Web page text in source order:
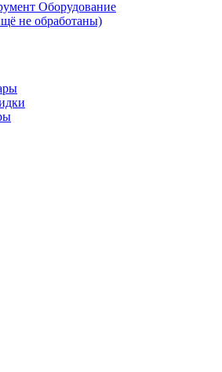
Оборудование
не обработаны)